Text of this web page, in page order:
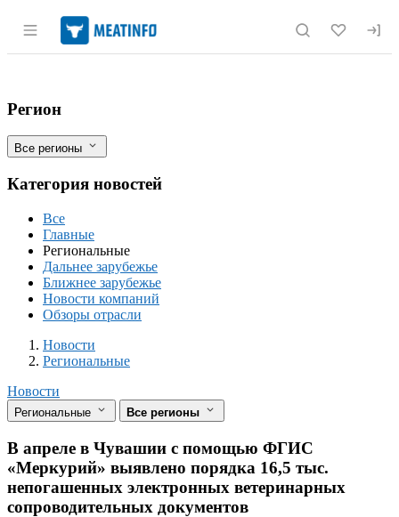
Раздел навигации по сайту
В апреле в Чувашии с помощью ФГИС
Фильтры
Регион
Все регионы
Категория новостей
Все
Главные
Региональные
Дальнее зарубежье
Ближнее зарубежье
Новости компаний
Обзоры отрасли
Новости
Разделы
Новости
Региональные
Новости
Региональные Все регионы
В апреле в Чувашии с помощью ФГИС
«Меркурий» выявлено порядка 16,5 тыс.
непогашенных электронных ветеринарных
сопроводительных документов